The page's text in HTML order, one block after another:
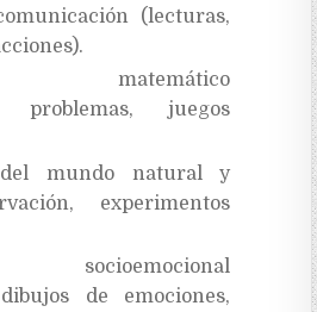
(lecturas,
matemático
problemas, juegos
del mundo natural y
experimentos
socioemocional
de emociones,